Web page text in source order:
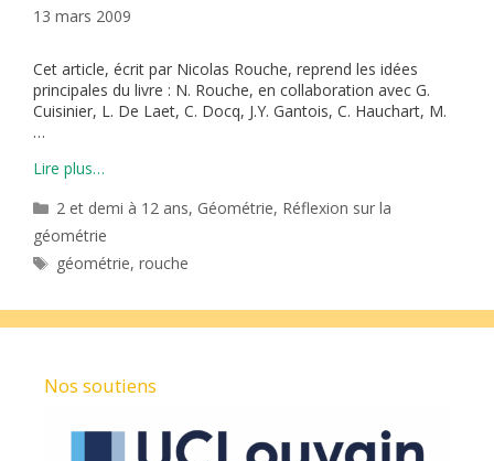
13 mars 2009
Cet article, écrit par Nicolas Rouche, reprend les idées
principales du livre : N. Rouche, en collaboration avec G.
Cuisinier, L. De Laet, C. Docq, J.Y. Gantois, C. Hauchart, M.
…
Lire plus…
Catégories
2 et demi à 12 ans, Géométrie, Réflexion sur la
géométrie
Étiquettes
géométrie,rouche
Nos soutiens